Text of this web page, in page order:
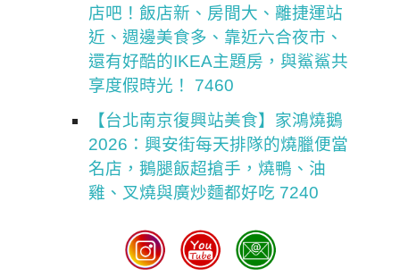
店吧！飯店新、房間大、離捷運站
近、週邊美食多、靠近六合夜市、
還有好酷的IKEA主題房，與鯊鯊共
享度假時光！ 7460
【台北南京復興站美食】家鴻燒鵝
2026：興安街每天排隊的燒臘便當
名店，鵝腿飯超搶手，燒鴨、油
雞、叉燒與廣炒麵都好吃 7240